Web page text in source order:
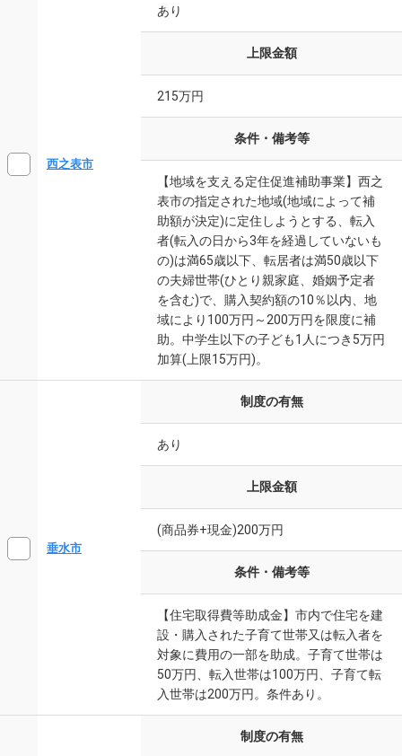
西之表市
あり
上限金額
215万円
条件・備考等
【地域を支える定住促進補助事業】西之
表市の指定された地域(地域によって補
助額が決定)に定住しようとする、転入
者(転入の日から3年を経過していないも
の)は満65歳以下、転居者は満50歳以下
の夫婦世帯(ひとり親家庭、婚姻予定者
を含む)で、購入契約額の10％以内、地
域により100万円～200万円を限度に補
助。中学生以下の子ども1人につき5万円
加算(上限15万円)。
垂水市
制度の有無
あり
上限金額
(商品券+現金)200万円
条件・備考等
【住宅取得費等助成金】市内で住宅を建
設・購入された子育て世帯又は転入者を
対象に費用の一部を助成。子育て世帯は
50万円、転入世帯は100万円、子育て転
入世帯は200万円。条件あり。
制度の有無